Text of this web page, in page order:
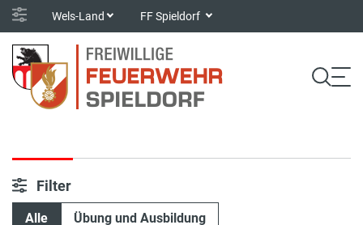
Wels-Land FF Spieldorf
Filter
Alle Übung und Ausbildung